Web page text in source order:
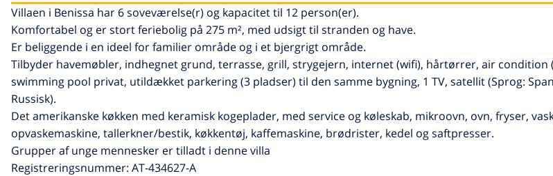
Villaen i Benissa har 6 soveværelse(r) og kapacitet til 12 person(er).
Komfortabel og er stort feriebolig på 275 m², med udsigt til stranden og have.
Er beliggende i en ideel for familier område og i et bjergrigt område.
Tilbyder havemøbler, indhegnet grund, terrasse, grill, strygejern, internet (wifi), hårtørrer, air
swimming pool privat, utildækket parkering (3 pladser) til den samme bygning, 1 TV, satellit (Sprog:
Russisk).
Det amerikanske køkken med keramisk kogeplader, med service og køleskab, mikroovn, ovn, fryser,
opvaskemaskine, tallerkner/bestik, køkkentøj, kaffemaskine, brødrister, kedel og saftpresser.
Grupper af unge mennesker er tilladt i denne villa
Registreringsnummer: AT-434627-A